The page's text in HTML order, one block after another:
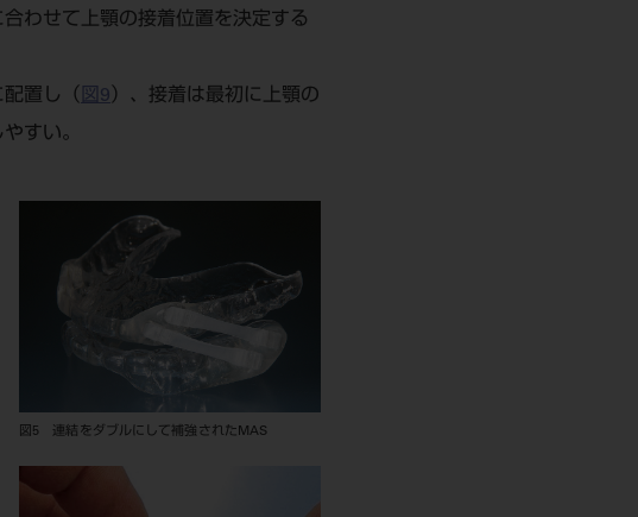
わせて上顎の接着位置を決定する
置し（ 図9 ）、接着は最初に上顎の
すい。
図5 連結をダブルにして補強されたMAS